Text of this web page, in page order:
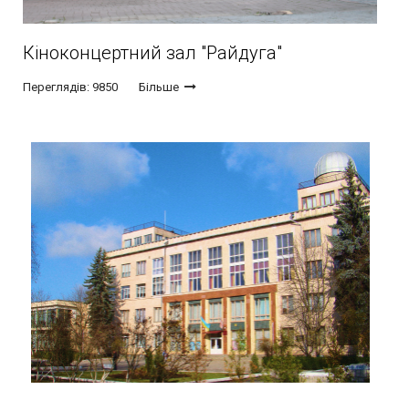
Кіноконцертний зал "Райдуга"
Переглядів: 9850 Більше